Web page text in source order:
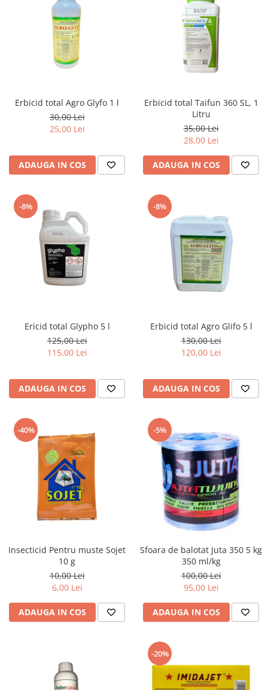
Erbicid total Agro Glyfo 1 l
30,00 Lei
25,00 Lei
ADAUGA IN COS
Erbicid total Taifun 360 SL, 1
Litru
35,00 Lei
28,00 Lei
ADAUGA IN COS
-8%
Ericid total Glypho 5 l
125,00 Lei
115,00 Lei
ADAUGA IN COS
-8%
Erbicid total Agro Glifo 5 l
130,00 Lei
120,00 Lei
ADAUGA IN COS
-40%
Insecticid Pentru muste Sojet
10 g
10,00 Lei
6,00 Lei
ADAUGA IN COS
-5%
Sfoara de balotat Juta 350 5 kg
350 ml/kg
100,00 Lei
95,00 Lei
ADAUGA IN COS
-20%